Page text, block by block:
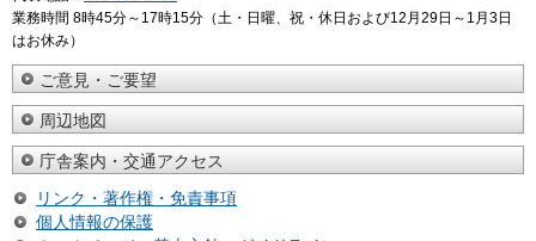
業務時間 8時45分～17時15分（土・日曜、祝・休日および12月29日～1月3日
はお休み）
ご意見・ご要望
周辺地図
庁舎案内・交通アクセス
リンク・著作権・免責事項
個人情報の保護